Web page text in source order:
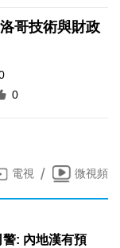
哥技術與財政
0
電視 / 微視頻
: 內地漢有預